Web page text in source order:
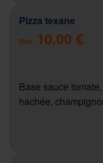
Pizza texane
Dès 10.00 €
Base sauce
hachée,